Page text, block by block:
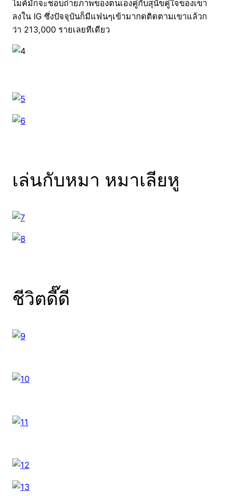
ไมค์มักจะชอบถ่ายภาพของตนเองคู่กับสุนัขคู่ใจของเขา
ลงใน IG ซึ่งปัจจุบันก็มีแฟนๆเข้ามากดติดตามเขาแล้วก
ว่า 213,000 รายเลยทีเดียว
เล่นกับหมา หมาเลียหู
ชีวิตดี๊ดี